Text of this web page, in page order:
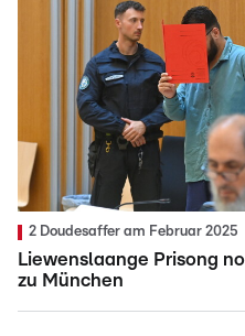
2 Doudesaffer am Februar 2025
Liewenslaange Prisong
zu München